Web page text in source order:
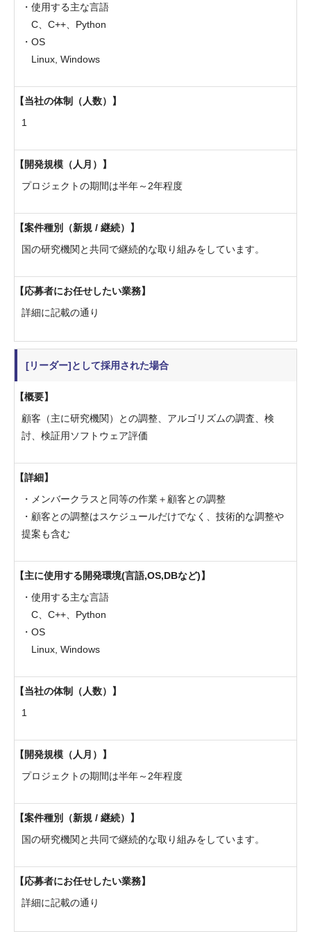
・使用する主な言語
C、C++、Python
・OS
Linux, Windows
当社の体制（人数）
1
開発規模（人月）
プロジェクトの期間は半年～2年程度
案件種別（新規 / 継続）
国の研究機関と共同で継続的な取り組みをしています。
応募者にお任せしたい業務
詳細に記載の通り
[リーダー]として採用された場合
概要
顧客（主に研究機関）との調整、アルゴリズムの調査、検
討、検証用ソフトウェア評価
詳細
・メンバークラスと同等の作業＋顧客との調整
・顧客との調整はスケジュールだけでなく、技術的な調整や
提案も含む
主に使用する開発環境(言語,OS,DBなど)
・使用する主な言語
C、C++、Python
・OS
Linux, Windows
当社の体制（人数）
1
開発規模（人月）
プロジェクトの期間は半年～2年程度
案件種別（新規 / 継続）
国の研究機関と共同で継続的な取り組みをしています。
応募者にお任せしたい業務
詳細に記載の通り